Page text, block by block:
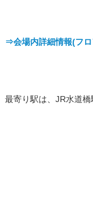
⇒会場内詳細情報(フ
最寄り駅は、JR水道